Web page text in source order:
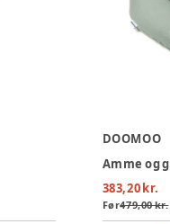
DOOMOO
383,20 kr.
Før479,00 kr.